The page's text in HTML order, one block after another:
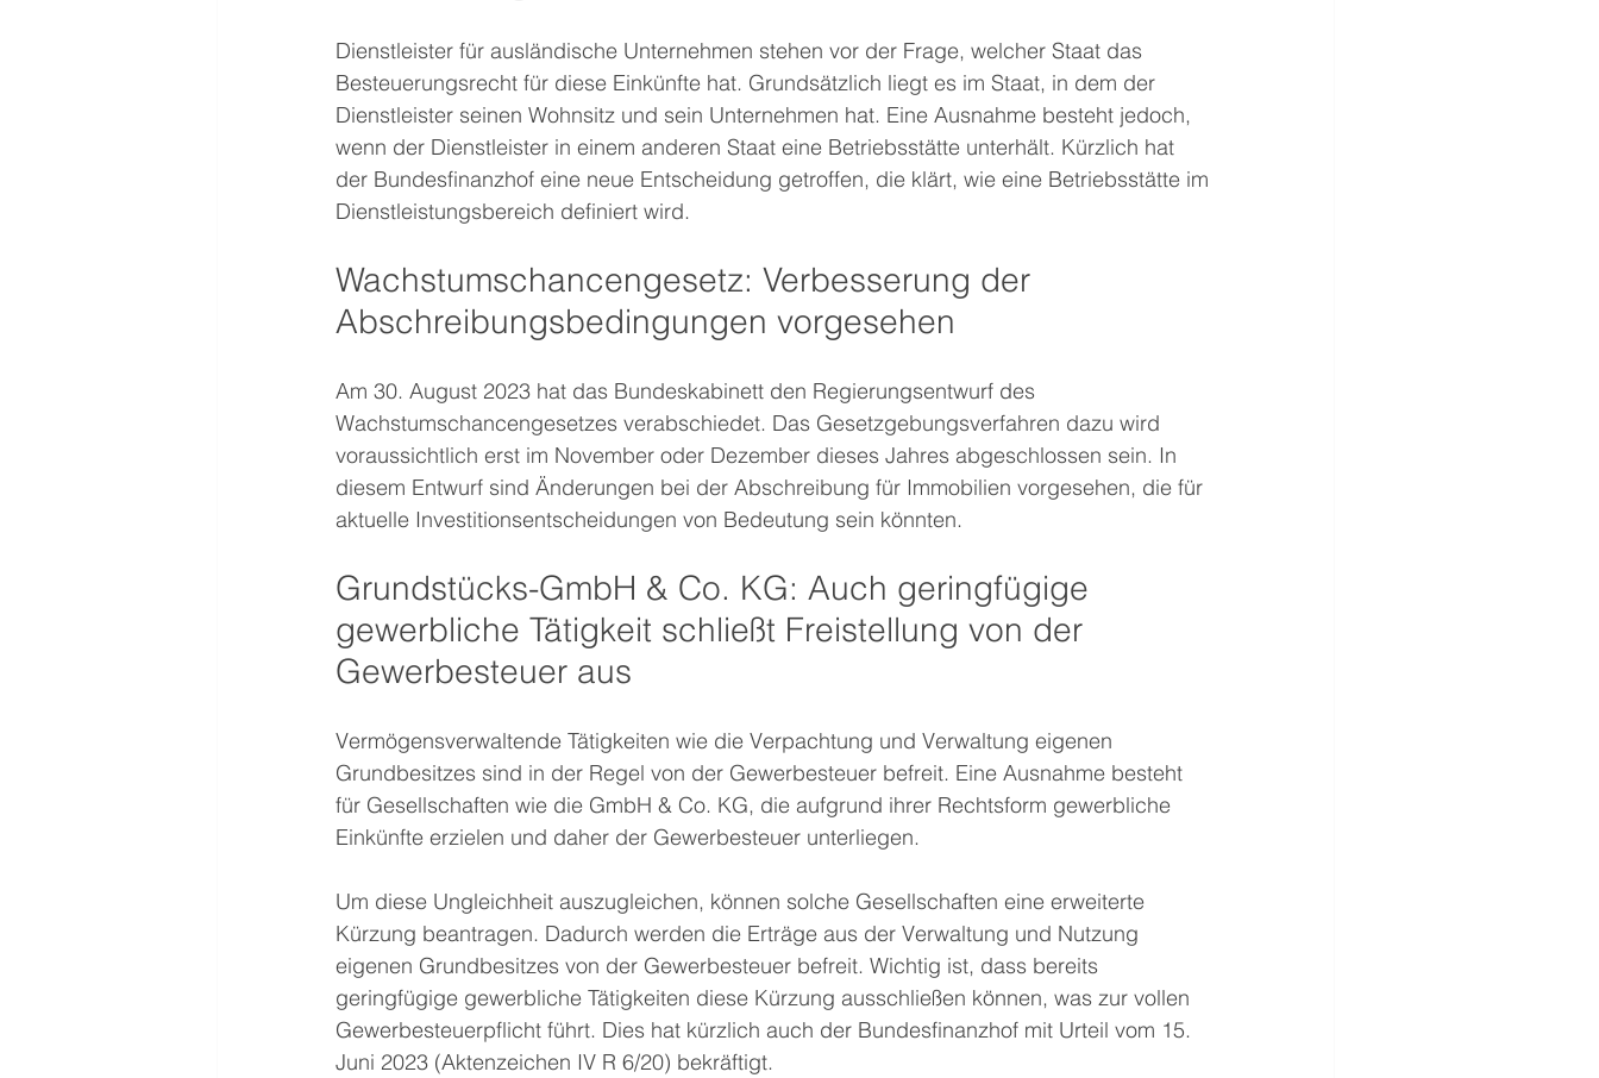
Dienstleister für ausländische Unternehmen stehen vor der Frage, welcher Staat das
Besteuerungsrecht für diese Einkünfte hat. Grundsätzlich liegt es im Staat, in dem der
Dienstleister seinen Wohnsitz und sein Unternehmen hat. Eine Ausnahme besteht jedoch,
wenn der Dienstleister in einem anderen Staat eine Betriebsstätte unterhält. Kürzlich hat
der Bundesfinanzhof eine neue Entscheidung getroffen, die klärt, wie eine Betriebsstätte im
Dienstleistungsbereich definiert wird.
Wachstumschancengesetz: Verbesserung der
Abschreibungsbedingungen vorgesehen
Am 30. August 2023 hat das Bundeskabinett den Regierungsentwurf des
Wachstumschancengesetzes verabschiedet. Das Gesetzgebungsverfahren dazu wird
voraussichtlich erst im November oder Dezember dieses Jahres abgeschlossen sein. In
diesem Entwurf sind Änderungen bei der Abschreibung für Immobilien vorgesehen, die für
aktuelle Investitionsentscheidungen von Bedeutung sein könnten.
Grundstücks-GmbH & Co. KG: Auch geringfügige
gewerbliche Tätigkeit schließt Freistellung von der
Gewerbesteuer aus
Vermögensverwaltende Tätigkeiten wie die Verpachtung und Verwaltung eigenen
Grundbesitzes sind in der Regel von der Gewerbesteuer befreit. Eine Ausnahme besteht
für Gesellschaften wie die GmbH & Co. KG, die aufgrund ihrer Rechtsform gewerbliche
Einkünfte erzielen und daher der Gewerbesteuer unterliegen.
Um diese Ungleichheit auszugleichen, können solche Gesellschaften eine erweiterte
Kürzung beantragen. Dadurch werden die Erträge aus der Verwaltung und Nutzung
eigenen Grundbesitzes von der Gewerbesteuer befreit. Wichtig ist, dass bereits
geringfügige gewerbliche Tätigkeiten diese Kürzung ausschließen können, was zur vollen
Gewerbesteuerpflicht führt. Dies hat kürzlich auch der Bundesfinanzhof mit Urteil vom 15.
Juni 2023 (Aktenzeichen IV R 6/20) bekräftigt.